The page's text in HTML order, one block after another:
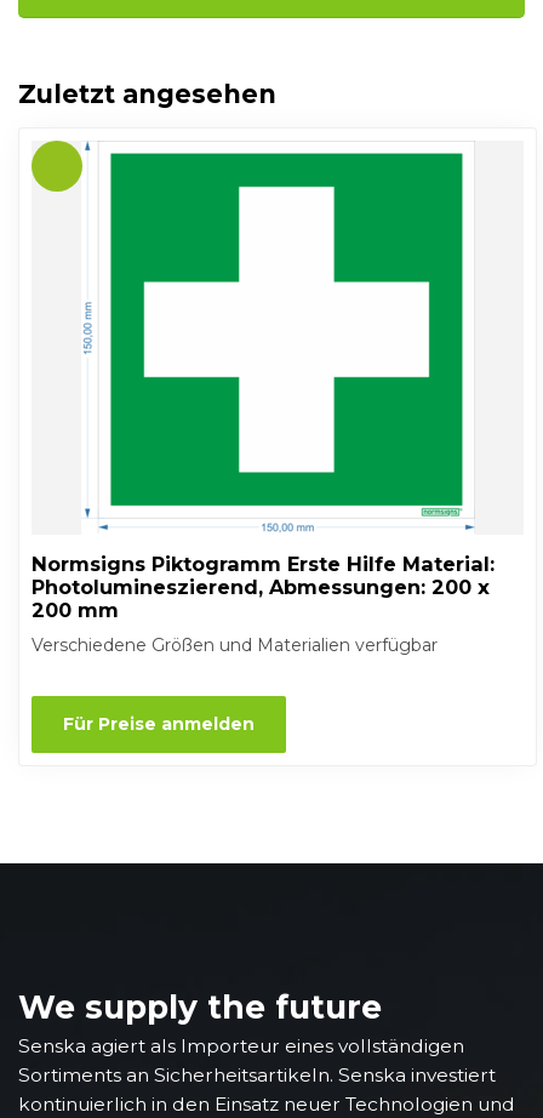
Zuletzt angesehen
Normsigns Piktogramm Erste Hilfe Material:
Photolumineszierend, Abmessungen: 200 x
200 mm
Verschiedene Größen und Materialien verfügbar
Für Preise anmelden
We supply the future
Senska agiert als Importeur eines vollständigen
Sortiments an Sicherheitsartikeln. Senska investiert
kontinuierlich in den Einsatz neuer Technologien und